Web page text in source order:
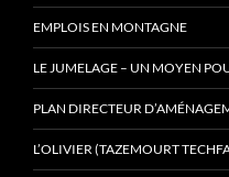
EMPLOIS EN MONTAGNE
LE JUMELAGE – UN MOYEN
PLAN DIRECTEUR
L’OLIVIER (TAZEMOURT